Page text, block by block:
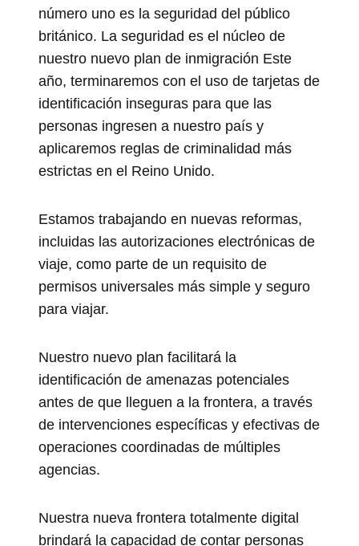
número uno es la seguridad del público
británico. La seguridad es el núcleo de
nuestro nuevo plan de inmigración Este
año, terminaremos con el uso de tarjetas de
identificación inseguras para que las
personas ingresen a nuestro país y
aplicaremos reglas de criminalidad más
estrictas en el Reino Unido.
Estamos trabajando en nuevas reformas,
incluidas las autorizaciones electrónicas de
viaje, como parte de un requisito de
permisos universales más simple y seguro
para viajar.
Nuestro nuevo plan facilitará la
identificación de amenazas potenciales
antes de que lleguen a la frontera, a través
de intervenciones específicas y efectivas de
operaciones coordinadas de múltiples
agencias.
Nuestra nueva frontera totalmente digital
brindará la capacidad de contar personas